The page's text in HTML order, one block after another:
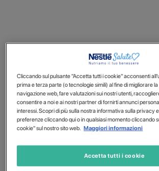
Cliccando sul pulsante "Accetta tutti i cookie" acconsenti
prima e terza parte (o tecnologie simili) al fine di migliorare
navigazione web, fare valutazioni sui nostri utenti,
consentire a noi e ai nostri partner di fornirti annunci
interessi. Scopri di più sulla nostra informativa sulla privacy
preferenze cliccando qui o in qualsiasi momento cliccando
cookie" sul nostro sito web. Maggiori informazioni
Accetta tutti i cookie